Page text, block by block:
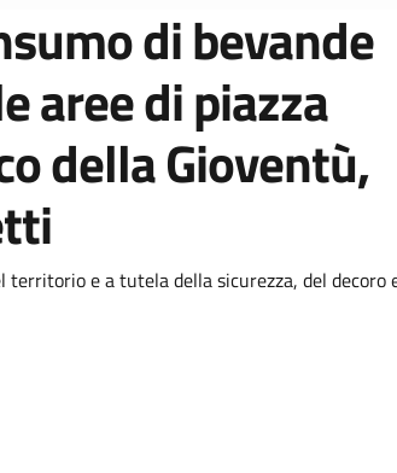
di bevande
aree di piazza
della Gioventù,
territorio e a tutela della sicurezza, del decoro